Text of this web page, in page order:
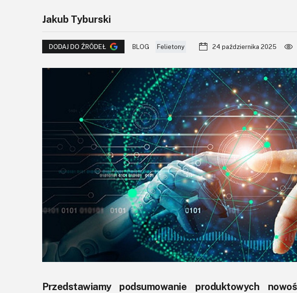
Jakub Tyburski
DODAJ DO ŹRÓDEŁ BLOG Felietony 24 października 2025
Przedstawiamy podsumowanie produktowych